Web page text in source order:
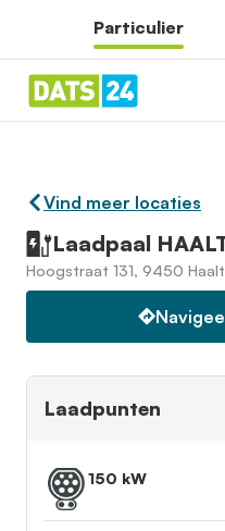
Particulier
Vind meer locaties
Laadpaal
Hoogstraat 131, 9450
Laadpunten
150 kW